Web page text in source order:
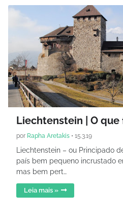
Liechtenstein | O que
por Rapha Aretakis • 15.3.19
Liechtenstein – ou Principado
país bem pequeno incrustado
mas bem pert…
Leia mais »